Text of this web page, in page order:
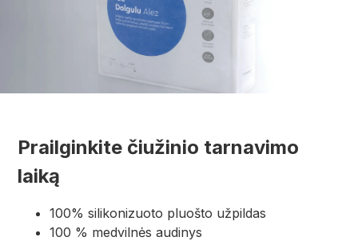
Prailginkite čiužinio tarnavimo
laiką
100% silikonizuoto pluošto užpildas
100 % medvilnės audinys